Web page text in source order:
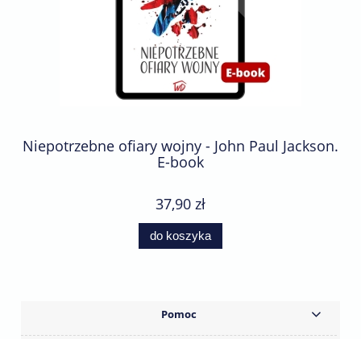
Niepotrzebne ofiary wojny - John Paul Jackson.
E-book
37,90 zł
do koszyka
Pomoc